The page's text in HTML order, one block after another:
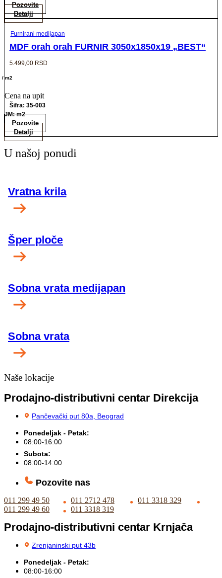
Pozovite
Detalji
Furnirani medijapan
MDF orah orah FURNIR 3050x1850x19 „BEST“
5.499,00 RSD
/ m2
Cena na upit
Šifra: 35-003
JM: m2
Pozovite
Detalji
U našoj ponudi
Vratna krila
Šper ploče
Sobna vrata medijapan
Sobna vrata
Naše lokacije
Prodajno-distributivni centar Direkcija
Pančevački put 80a, Beograd
Ponedeljak - Petak:
08:00-16:00
Subota:
08:00-14:00
Pozovite nas
011 299 49 50 011 2712 478
011 3318 329
011 299 49 60
011 3318 319
Prodajno-distributivni centar Krnjača
Zrenjaninski put 43b
Ponedeljak - Petak:
08:00-16:00